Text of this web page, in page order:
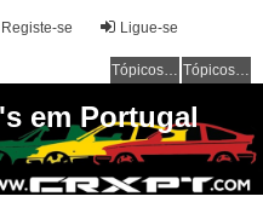
Ligue-se
Registe-se
Tópicos sem resposta Tópicos ativos
em Portugal